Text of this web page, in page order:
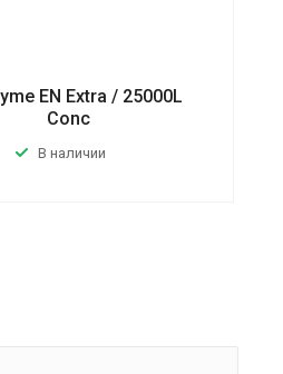
EN Extra / 25000L
Conc
В наличии